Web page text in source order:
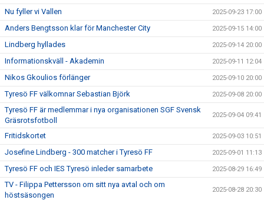
Nu fyller vi Vallen 2025-09-23 17:00
Anders Bengtsson klar för Manchester City 2025-09-15 14:00
Lindberg hyllades 2025-09-14 20:00
Informationskväll - Akademin 2025-09-11 12:04
Nikos Gkoulios förlänger 2025-09-10 20:00
Tyresö FF välkomnar Sebastian Björk 2025-09-08 20:00
Tyresö FF är medlemmar i nya organisationen SGF Svensk
Gräsrotsfotboll
2025-09-04 09:41
Fritidskortet 2025-09-03 10:51
Josefine Lindberg - 300 matcher i Tyresö FF 2025-09-01 11:13
Tyresö FF och IES Tyresö inleder samarbete 2025-08-29 16:49
TV - Filippa Pettersson om sitt nya avtal och om
höstsäsongen
2025-08-28 20:30